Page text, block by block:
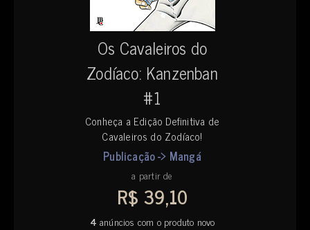
Os Cavaleiros do
Zodíaco: Kanzenban
#1
Conheça a Edição Definitiva de
Cavaleiros do Zodíaco!
Publicação -> Mangá
a partir de
R$ 39,10
4 anúncios com o produto novo